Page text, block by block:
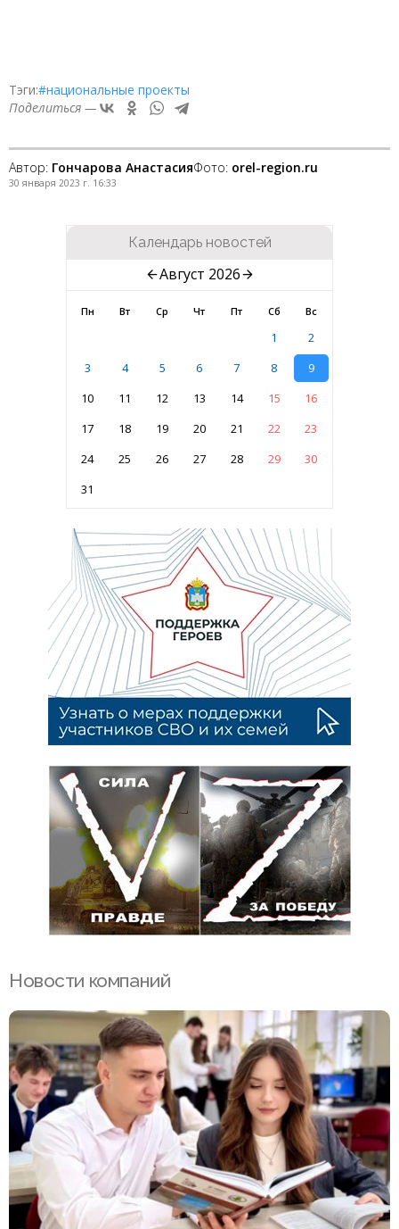
Тэги:#национальные проекты
Поделиться —
Автор: Гончарова АнастасияФото: orel-region.ru
30 января 2023 г. 16:33
Календарь новостей
Август 2026
Пн Вт Ср Чт Пт Сб Вс
1
2
3
4 5 6 7 8
9
10
11 12 13 14 15
16
17
18 19 20 21 22
23
24
25 26 27 28 29
30
31
Новости компаний